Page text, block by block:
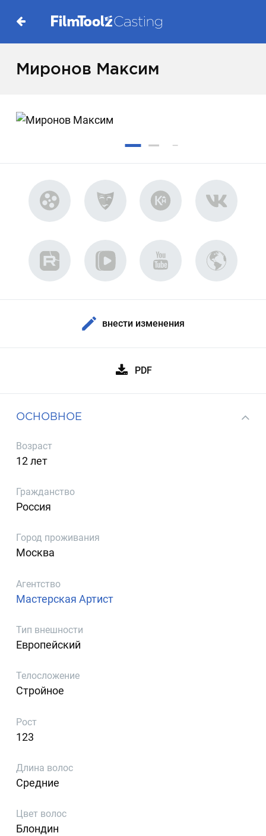
Миронов Максим
внести изменения
PDF
ОСНОВНОЕ
Возраст
12 лет
Гражданство
Россия
Город проживания
Москва
Агентство
Мастерская Артист
Тип внешности
Европейский
Телосложение
Стройное
Рост
123
Длина волос
Средние
Цвет волос
Блондин